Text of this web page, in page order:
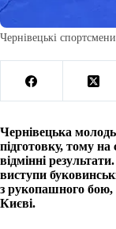
Чернівецькі спортсмени
Чернівецька
підготовку, тому
відмінні
виступи
з рукопашного бою,
Києві.